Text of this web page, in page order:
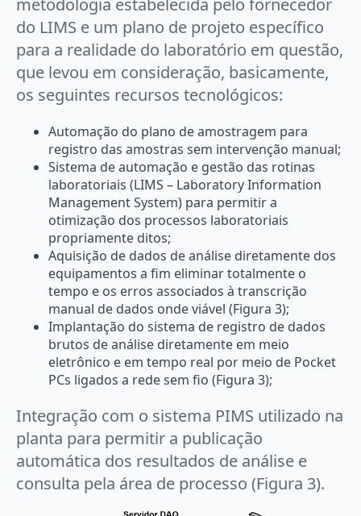
metodologia estabelecida pelo fornecedor
do LIMS e um plano de projeto específico
para a realidade do laboratório em questão,
que levou em consideração, basicamente,
os seguintes recursos tecnológicos:
Automação do plano de amostragem para
registro das amostras sem intervenção manual;
Sistema de automação e gestão das rotinas
laboratoriais (LIMS – Laboratory Information
Management System) para permitir a
otimização dos processos laboratoriais
propriamente ditos;
Aquisição de dados de análise diretamente dos
equipamentos a fim eliminar totalmente o
tempo e os erros associados à transcrição
manual de dados onde viável (Figura 3);
Implantação do sistema de registro de dados
brutos de análise diretamente em meio
eletrônico e em tempo real por meio de Pocket
PCs ligados a rede sem fio (Figura 3);
Integração com o sistema PIMS utilizado na
planta para permitir a publicação
automática dos resultados de análise e
consulta pela área de processo (Figura 3).